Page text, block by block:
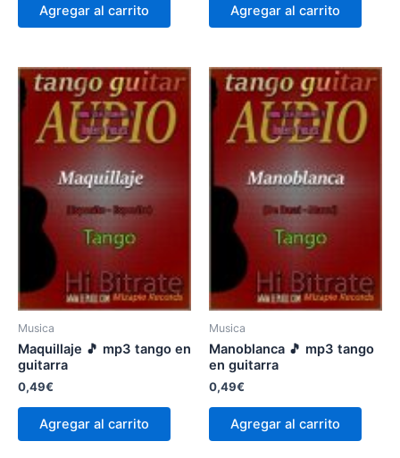
Agregar al carrito Agregar al carrito
Musica
Maquillaje 🎵 mp3 tango en
guitarra
0,49€
Agregar al carrito
Musica
Manoblanca 🎵 mp3 tango
en guitarra
0,49€
Agregar al carrito